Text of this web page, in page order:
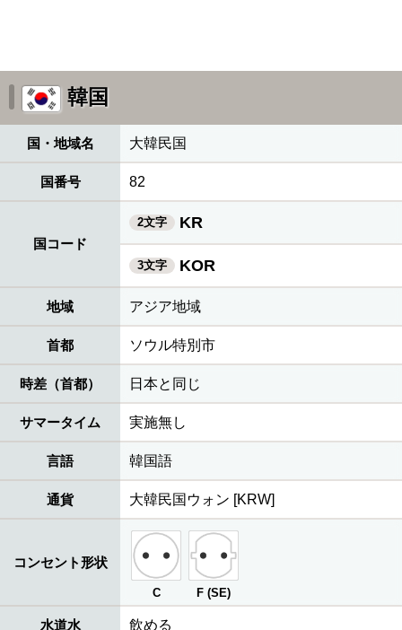
韓国
国・地域名 大韓民国
国番号 82
国コード
2文字 KR
3文字 KOR
地域 アジア地域
首都 ソウル特別市
時差（首都） 日本と同じ
サマータイム 実施無し
言語 韓国語
通貨 大韓民国ウォン [KRW]
コンセント形状
C F (SE)
水道水 飲める